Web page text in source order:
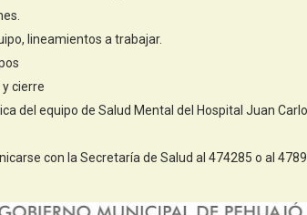
lineamientos a trabajar.
cierre
del equipo de Salud Mental del Hospital Juan
con la Secretaría de Salud al 474285 o al